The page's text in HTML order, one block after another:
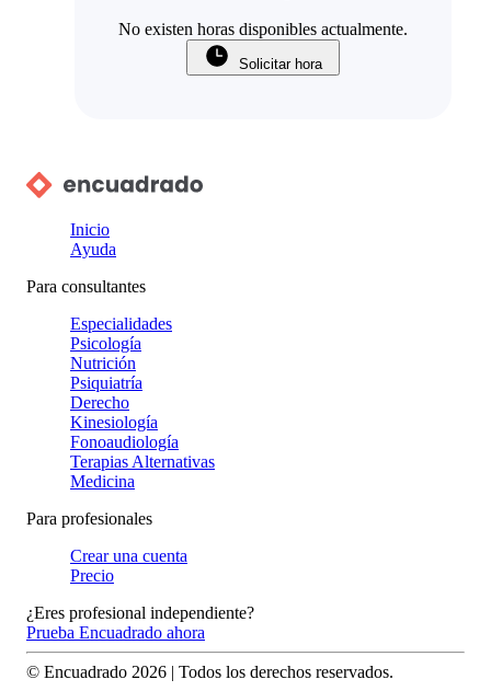
No existen horas disponibles actualmente.
Solicitar hora
Inicio
Ayuda
Para consultantes
Especialidades
Psicología
Nutrición
Psiquiatría
Derecho
Kinesiología
Fonoaudiología
Terapias Alternativas
Medicina
Para profesionales
Crear una cuenta
Precio
¿Eres profesional independiente?
Prueba Encuadrado ahora
© Encuadrado 2026 | Todos los derechos reservados.